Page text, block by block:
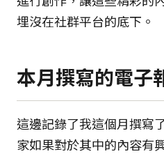
埋沒在社群平台的底下。
本月撰寫的電子
這邊記錄了我這個月撰寫
家如果對於其中的內容有